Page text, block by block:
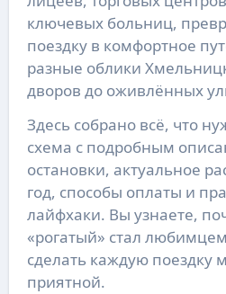
ключевых больниц,
поездку в комфортное
разные облики
дворов до оживлённых
Здесь собрано всё, что
схема с подробным
остановки, актуальное
год, способы оплаты и
лайфхаки. Вы узнаете,
«рогатый» стал
сделать каждую поездку
приятной.